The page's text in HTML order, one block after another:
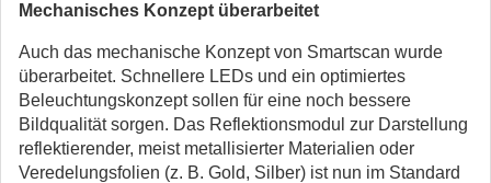
Mechanisches Konzept überarbeitet
Auch das mechanische Konzept von Smartscan wurde
überarbeitet. Schnellere LEDs und ein optimiertes
Beleuchtungskonzept sollen für eine noch bessere
Bildqualität sorgen. Das Reflektionsmodul zur Darstellung
reflektierender, meist metallisierter Materialien oder
Veredelungsfolien (z. B. Gold, Silber) ist nun im Standard